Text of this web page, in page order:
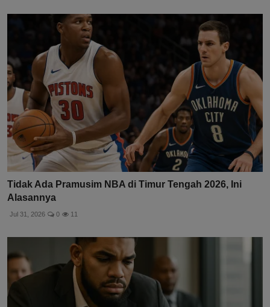
Tidak Ada Pramusim NBA di Timur Tengah 2026, Ini
Alasannya
Jul 31, 2026 0 11